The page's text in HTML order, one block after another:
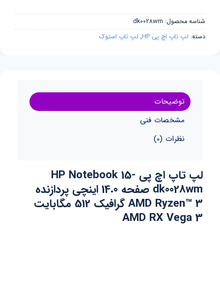
شناسه محصول: dk0028wm
دسته: لپ تاپ اچ پی HP , لپ تاپ استوک
توضیحات
مشخصات فنی
نظرات (0)
لپ تاپ اچ پی HP Notebook 15-
dk0028wm صفحه 14.0 اینچی پردازنده
AMD Ryzen™ 3 گرافیک 512 مگابایت
AMD RX Vega 3